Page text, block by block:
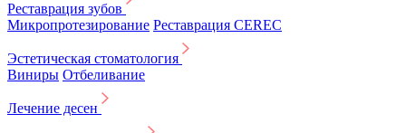
Реставрация зубов
Микропротезирование Реставрация CEREC
Эстетическая стоматология
Виниры Отбеливание
Лечение десен